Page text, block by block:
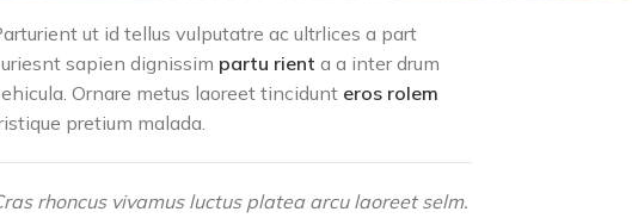
ut id tellus vulputatre ac ultrlices a part
sapien dignissim partu rient a a inter drum
Ornare metus laoreet tincidunt eros rolem
pretium malada.
rhoncus vivamus luctus platea arcu laoreet selm.